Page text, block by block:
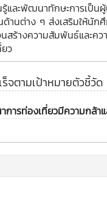
รู้และพัฒนาทักษะการเป็น
านต่าง ๆ ส่งเสริมให้นัก
ร้างความสัมพันธ์และคว
ว
จตามเป้าหมายตัวชี้วัด
ารท่องเที่ยวมีความกล้